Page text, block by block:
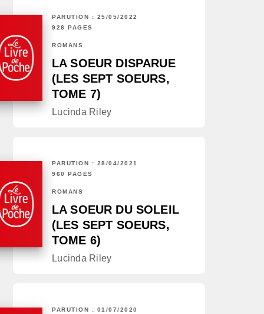
PARUTION : 25/05/2022
928 PAGES
ROMANS
LA SOEUR DISPARUE
(LES SEPT SOEURS,
TOME 7)
Lucinda Riley
PARUTION : 28/04/2021
960 PAGES
ROMANS
LA SOEUR DU SOLEIL
(LES SEPT SOEURS,
TOME 6)
Lucinda Riley
PARUTION : 01/07/2020